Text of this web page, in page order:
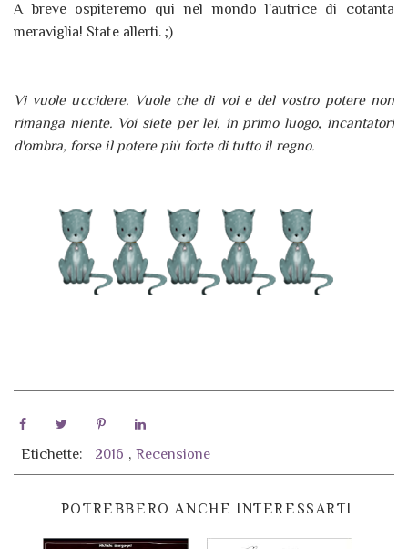
A breve ospiteremo qui nel mondo l'autrice di cotanta
meraviglia! State allerti. ;)
Vi vuole uccidere. Vuole che di voi e del vostro potere non
rimanga niente. Voi siete per lei, in primo luogo, incantatori
d'ombra, forse il potere più forte di tutto il regno.
Etichette: 2016 , Recensione
POTREBBERO ANCHE INTERESSARTI